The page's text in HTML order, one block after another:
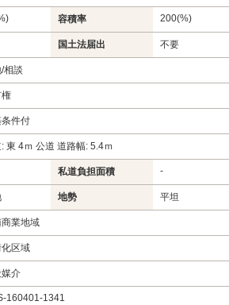
容積率 200(%)
国土法届出 不要
相談
権
件付
東 4ｍ 公道 道路幅: 5.4ｍ
私道負担面積 -
地勢 平坦
業地域
区域
介
160401-1341